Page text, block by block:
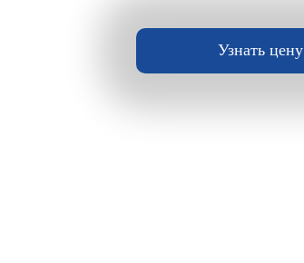
Узнать цену